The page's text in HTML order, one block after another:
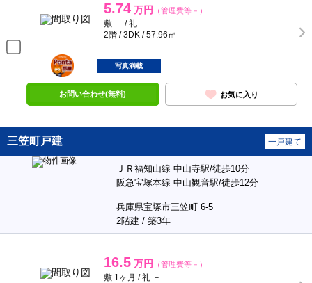
5.74 万円 （管理費等－）
敷 － / 礼 －
2階 / 3DK / 57.96㎡
ポンタ
部屋
写真満載
お問い合わせ(無料) お気に入り
三笠町戸建 一戸建て
ＪＲ福知山線 中山寺駅/徒歩10分
阪急宝塚本線 中山観音駅/徒歩12分
兵庫県宝塚市三笠町 6-5
2階建 / 築3年
16.5 万円 （管理費等－）
敷 1ヶ月 / 礼 －